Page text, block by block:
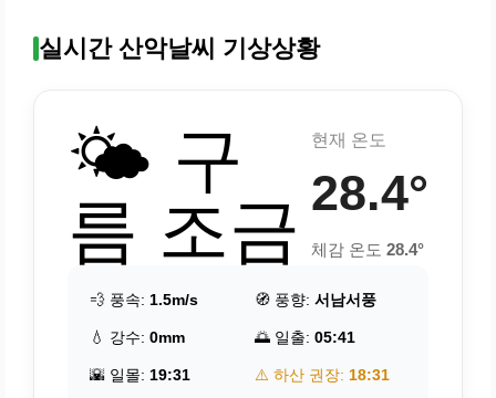
실시간 산악날씨 기상상황
🌤️ 구
름 조금
현재 온도
28.4°
체감 온도 28.4°
💨 풍속: 1.5m/s 🧭 풍향: 서남서풍
💧 강수: 0mm 🌅 일출: 05:41
🌇 일몰: 19:31 ⚠️ 하산 권장: 18:31